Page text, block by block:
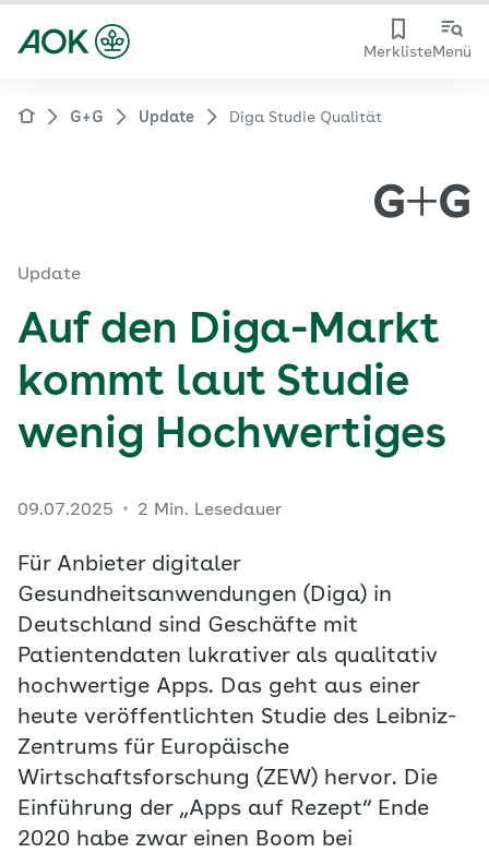
MerklisteMenü
G+G Update Diga Studie Qualität
Update
Auf den Diga-Markt
kommt laut Studie
wenig Hochwertiges
09.07.2025 2 Min. Lesedauer
Für Anbieter digitaler
Gesundheitsanwendungen (Diga) in
Deutschland sind Geschäfte mit
Patientendaten lukrativer als qualitativ
hochwertige Apps. Das geht aus einer
heute veröffentlichten Studie des Leibniz-
Zentrums für Europäische
Wirtschaftsforschung (ZEW) hervor. Die
Einführung der „Apps auf Rezept“ Ende
2020 habe zwar einen Boom bei